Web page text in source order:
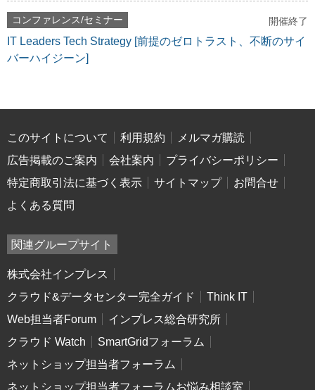
コンファレンス/セミナー 開催終了
IT Leaders Tech Strategy [前提のゼロトラスト、不断のサイ
バーハイジーン]
このサイトについて 利用規約
メルマガ購読
広告掲載のご案内
会社案内
プライバシーポリシー
特定商取引法に基づく表示
サイトマップ
お問合せ
よくある質問
関連グループサイト
株式会社インプレス
クラウド&データセンター完全ガイド
Think IT
Web担当者Forum
インプレス総合研究所
クラウド Watch
SmartGridフォーラム
ネットショップ担当者フォーラム
ネットショップ担当者フォーラムお悩み相談室